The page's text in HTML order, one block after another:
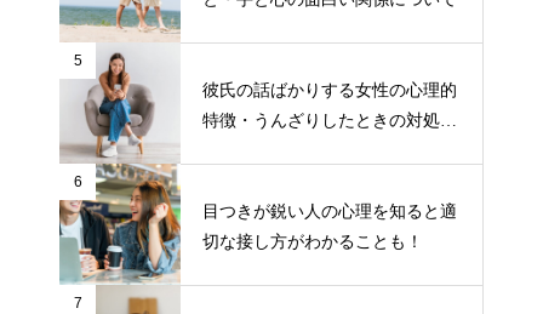
5
彼氏の話ばかりする女性の心理的
特徴・うんざりしたときの対処や
6
目つきが鋭い人の心理を知ると適
切な接し方がわかることも！
7